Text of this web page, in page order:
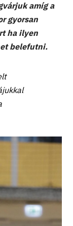
amíg a
gyorsan
ha ilyen
belefutni.